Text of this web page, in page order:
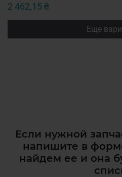
2 462,15 ₴
Еще
Если нужной
напишите в
найдем ее и она